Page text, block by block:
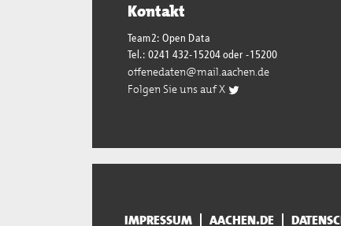
Kontakt
Team2: Open Data
Tel.: 0241 432-15204 oder -15200
offenedaten@mail.aachen.de
Folgen Sie uns auf X
IMPRESSUM AACHEN.DE